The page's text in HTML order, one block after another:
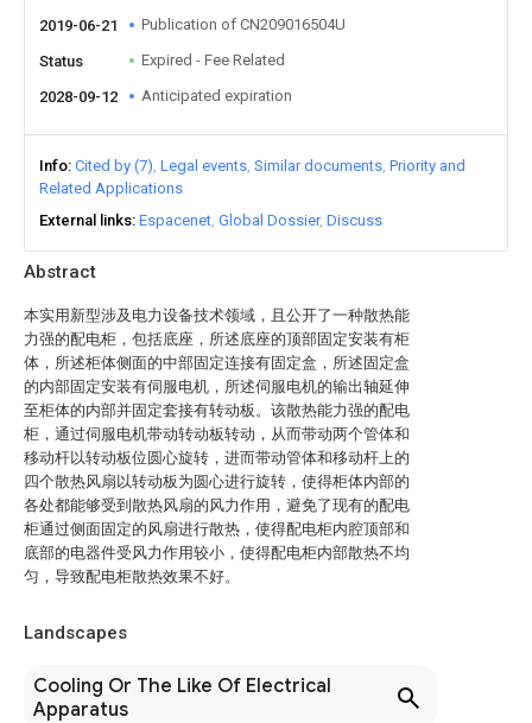
Abstract
本实用新型涉及电力设备技术领域，且公开了一种散热能
力强的配电柜，包括底座，所述底座的顶部固定安装有柜
体，所述柜体侧面的中部固定连接有固定盒，所述固定盒
的内部固定安装有伺服电机，所述伺服电机的输出轴延伸
至柜体的内部并固定套接有转动板。该散热能力强的配电
柜，通过伺服电机带动转动板转动，从而带动两个管体和
移动杆以转动板位圆心旋转，进而带动管体和移动杆上的
四个散热风扇以转动板为圆心进行旋转，使得柜体内部的
各处都能够受到散热风扇的风力作用，避免了现有的配电
柜通过侧面固定的风扇进行散热，使得配电柜内腔顶部和
底部的电器件受风力作用较小，使得配电柜内部散热不均
匀，导致配电柜散热效果不好。
Landscapes
Cooling Or The Like Of Electrical
Apparatus
2019-06-21 Publication of CN209016504U
Status Expired - Fee Related
2028-09-12 Anticipated expiration
Info Cited by (7) Legal events Similar documents Priority and
Related Applications
External links Espacenet Global Dossier Discuss